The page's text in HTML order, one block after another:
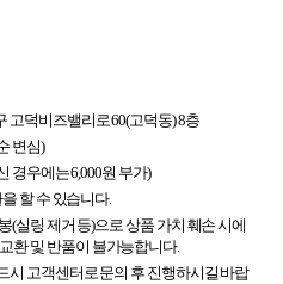
고덕비즈밸리로 60(고덕동) 8층
변심)
경우에는 6,000원 부가)
할 수 있습니다.
(실링 제거 등)으로 상품 가치 훼손 시에
환 및 반품이 불가능합니다.
시 고객센터로 문의 후 진행하시길 바랍